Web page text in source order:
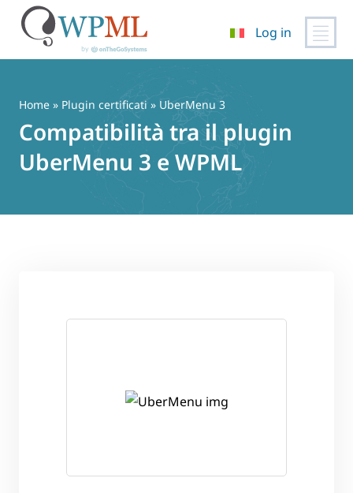
contenuto
Log in
Home » Plugin certificati » UberMenu 3
Compatibilità tra il plugin
UberMenu 3 e WPML